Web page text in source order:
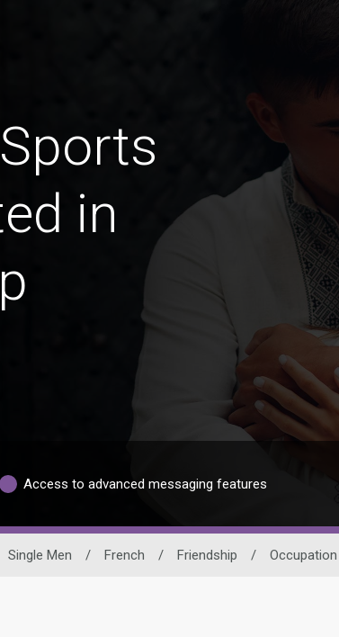
in
Access to advanced messaging features
Single Men / French / Friendship / Occupation